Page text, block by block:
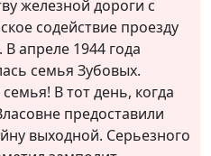
железной дороги с
содействие проезду
апреле 1944 года
семья Зубовых.
В тот день, когда
предоставили
выходной. Серьезного